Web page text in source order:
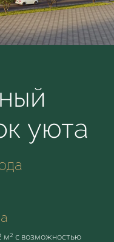
уюта
м² с возможностью